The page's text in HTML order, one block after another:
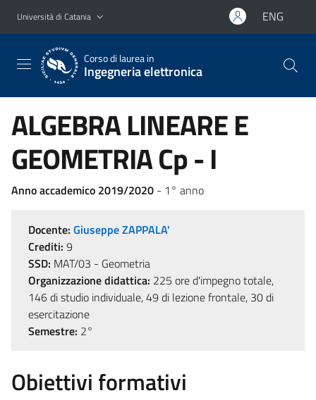
Vai al contenuto principale
Vai al menu di navigazione
Università di Catania ENG
Corso di laurea in
Ingegneria elettronica
ALGEBRA LINEARE E
GEOMETRIA Cp - I
Anno accademico 2019/2020 - 1° anno
Docente: Giuseppe ZAPPALA'
Crediti: 9
SSD: MAT/03 - Geometria
Organizzazione didattica: 225 ore d'impegno totale,
146 di studio individuale, 49 di lezione frontale, 30 di
esercitazione
Semestre: 2°
Obiettivi formativi